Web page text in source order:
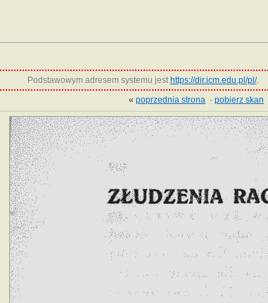
Podstawowym adresem systemu jest https://dir.icm.edu.pl/pl/.
«poprzednia strona ·pobierz skan